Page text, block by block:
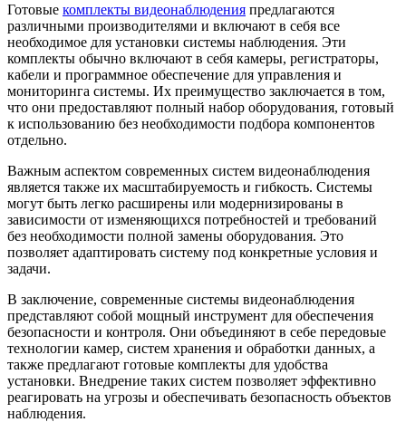
Готовые комплекты видеонаблюдения предлагаются
различными производителями и включают в себя все
необходимое для установки системы наблюдения. Эти
комплекты обычно включают в себя камеры, регистраторы,
кабели и программное обеспечение для управления и
мониторинга системы. Их преимущество заключается в том,
что они предоставляют полный набор оборудования, готовый
к использованию без необходимости подбора компонентов
отдельно.
Важным аспектом современных систем видеонаблюдения
является также их масштабируемость и гибкость. Системы
могут быть легко расширены или модернизированы в
зависимости от изменяющихся потребностей и требований
без необходимости полной замены оборудования. Это
позволяет адаптировать систему под конкретные условия и
задачи.
В заключение, современные системы видеонаблюдения
представляют собой мощный инструмент для обеспечения
безопасности и контроля. Они объединяют в себе передовые
технологии камер, систем хранения и обработки данных, а
также предлагают готовые комплекты для удобства
установки. Внедрение таких систем позволяет эффективно
реагировать на угрозы и обеспечивать безопасность объектов
наблюдения.